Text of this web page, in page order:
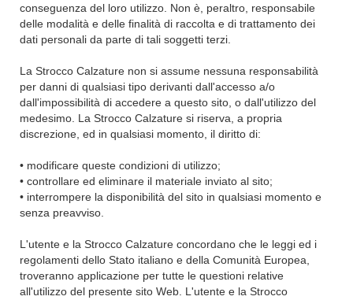
conseguenza del loro utilizzo. Non è, peraltro, responsabile
delle modalità e delle finalità di raccolta e di trattamento dei
dati personali da parte di tali soggetti terzi.
La Strocco Calzature non si assume nessuna responsabilità
per danni di qualsiasi tipo derivanti dall'accesso a/o
dall'impossibilità di accedere a questo sito, o dall'utilizzo del
medesimo. La Strocco Calzature si riserva, a propria
discrezione, ed in qualsiasi momento, il diritto di:
• modificare queste condizioni di utilizzo;
• controllare ed eliminare il materiale inviato al sito;
• interrompere la disponibilità del sito in qualsiasi momento e
senza preavviso.
L'utente e la Strocco Calzature concordano che le leggi ed i
regolamenti dello Stato italiano e della Comunità Europea,
troveranno applicazione per tutte le questioni relative
all'utilizzo del presente sito Web. L'utente e la Strocco